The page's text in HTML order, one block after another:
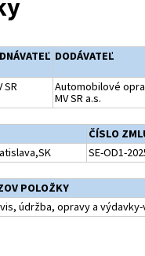
DODÁVATEĽ
SR
Automobilové
MV SR a.s.
ČÍSLO
SE-OD1-
POLOŽKY
údržba, opravy a